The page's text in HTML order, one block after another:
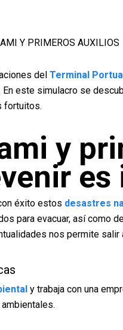
Y PRIMEROS AUXILIOS
del Terminal
este simulacro se
fortuitos.
y
éxito estos desastres
para evacuar, así como
nos permite salir
y trabaja con una